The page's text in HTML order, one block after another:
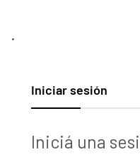
.
Iniciar sesión
Iniciá una